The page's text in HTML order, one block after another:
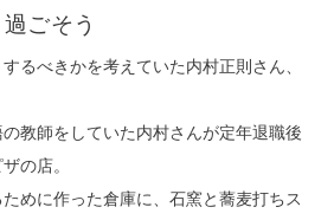
ごそう
るべきかを考えていた内村正則さん、
教師をしていた内村さんが定年退職後
の店。
めに作った倉庫に、石窯と蕎麦打ちス